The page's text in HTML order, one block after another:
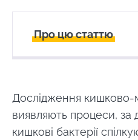
Про цю статтю
Дослідження кишково-
виявляють процеси, за
кишкові бактерії